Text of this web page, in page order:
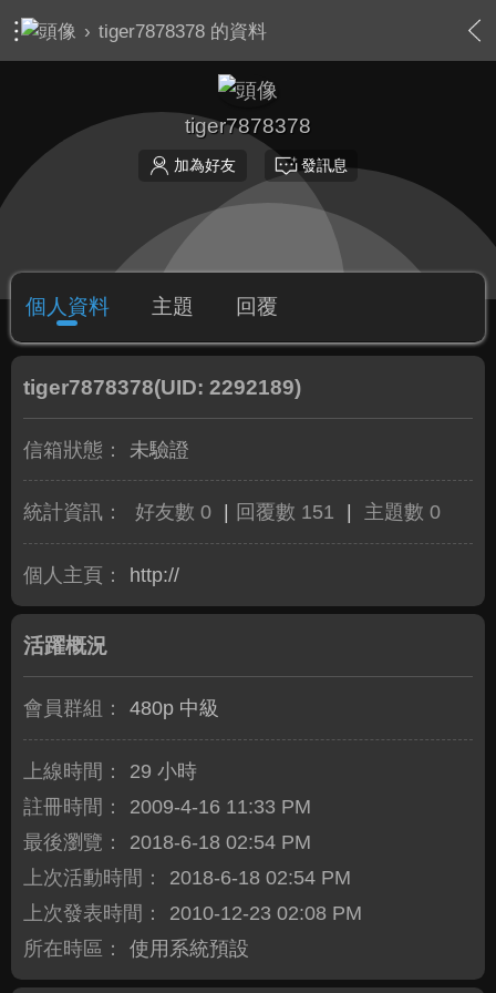
› tiger7878378 的資料
tiger7878378
加為好友 發訊息
個人資料 主題 回覆
tiger7878378(UID: 2292189)
信箱狀態： 未驗證
統計資訊： 好友數 0 回覆數 151 主題數 0
個人主頁： http://
活躍概況
會員群組： 480p 中級
上線時間：
29 小時
註冊時間：
2009-4-16 11:33 PM
最後瀏覽：
2018-6-18 02:54 PM
上次活動時間：
2018-6-18 02:54 PM
上次發表時間：
2010-12-23 02:08 PM
所在時區：
使用系統預設